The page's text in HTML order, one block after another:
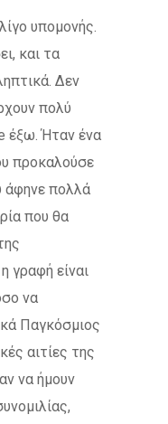
υπομονής.
και τα
Δεν
πολύ
έξω. Ήταν ένα
προκαλούσε
άφηνε πολλά
που θα
γραφή είναι
να
Παγκόσμιος
αιτίες της
να ήμουν